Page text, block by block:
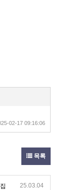
02-17 09:16:06
목록
25.03.04